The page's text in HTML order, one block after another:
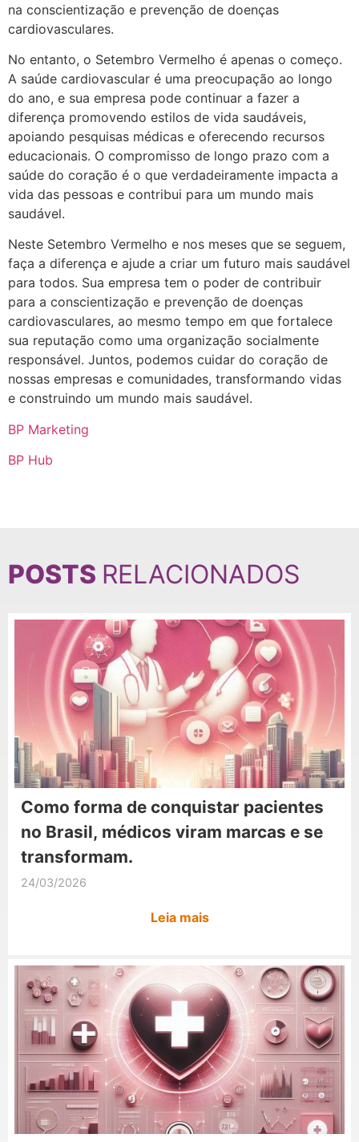
na conscientização e prevenção de doenças
cardiovasculares.
No entanto, o Setembro Vermelho é apenas o começo.
A saúde cardiovascular é uma preocupação ao longo
do ano, e sua empresa pode continuar a fazer a
diferença promovendo estilos de vida saudáveis,
apoiando pesquisas médicas e oferecendo recursos
educacionais. O compromisso de longo prazo com a
saúde do coração é o que verdadeiramente impacta a
vida das pessoas e contribui para um mundo mais
saudável.
Neste Setembro Vermelho e nos meses que se seguem,
faça a diferença e ajude a criar um futuro mais saudável
para todos. Sua empresa tem o poder de contribuir
para a conscientização e prevenção de doenças
cardiovasculares, ao mesmo tempo em que fortalece
sua reputação como uma organização socialmente
responsável. Juntos, podemos cuidar do coração de
nossas empresas e comunidades, transformando vidas
e construindo um mundo mais saudável.
BP Marketing
BP Hub
POSTS RELACIONADOS
Como forma de conquistar pacientes
no Brasil, médicos viram marcas e se
transformam.
24/03/2026
Leia mais